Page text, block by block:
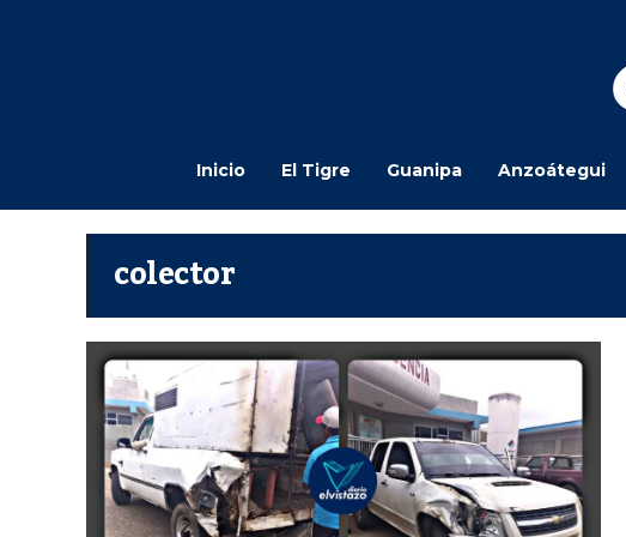
Inicio El Tigre Guanipa Anzoátegui
colector